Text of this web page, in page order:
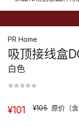
PR Home
吸顶接线盒
白色
¥101 ¥105 原价（含